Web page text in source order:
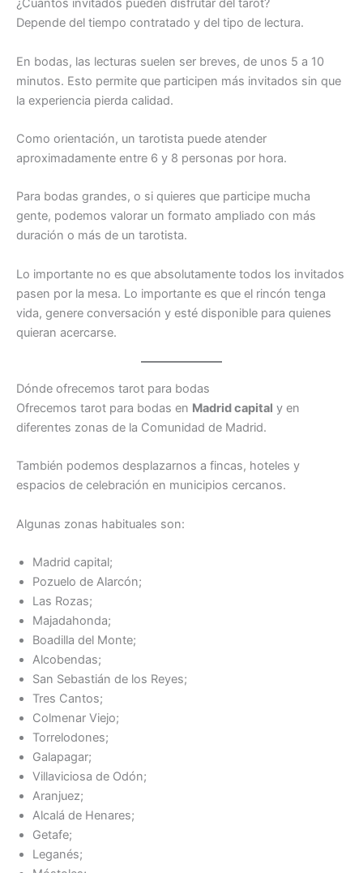
¿Cuántos invitados pueden disfrutar del tarot?
Depende del tiempo contratado y del tipo de lectura.
En bodas, las lecturas suelen ser breves, de unos 5 a 10
minutos. Esto permite que participen más invitados sin que
la experiencia pierda calidad.
Como orientación, un tarotista puede atender
aproximadamente entre 6 y 8 personas por hora.
Para bodas grandes, o si quieres que participe mucha
gente, podemos valorar un formato ampliado con más
duración o más de un tarotista.
Lo importante no es que absolutamente todos los invitados
pasen por la mesa. Lo importante es que el rincón tenga
vida, genere conversación y esté disponible para quienes
quieran acercarse.
Dónde ofrecemos tarot para bodas
Ofrecemos tarot para bodas en Madrid capital y en
diferentes zonas de la Comunidad de Madrid.
También podemos desplazarnos a fincas, hoteles y
espacios de celebración en municipios cercanos.
Algunas zonas habituales son:
Madrid capital;
Pozuelo de Alarcón;
Las Rozas;
Majadahonda;
Boadilla del Monte;
Alcobendas;
San Sebastián de los Reyes;
Tres Cantos;
Colmenar Viejo;
Torrelodones;
Galapagar;
Villaviciosa de Odón;
Aranjuez;
Alcalá de Henares;
Getafe;
Leganés;